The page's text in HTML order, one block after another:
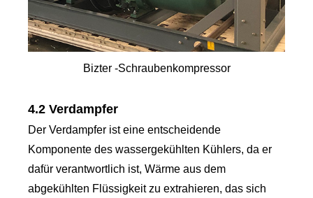
Bizter -Schraubenkompressor
4.2 Verdampfer
Der Verdampfer ist eine entscheidende
Komponente des wassergekühlten Kühlers, da er
dafür verantwortlich ist, Wärme aus dem
abgekühlten Flüssigkeit zu extrahieren, das sich